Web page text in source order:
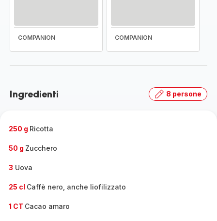
COMPANION COMPANION
Ingredienti 8 persone
250 g Ricotta
50 g Zucchero
3 Uova
25 cl Caffè nero, anche liofilizzato
1 CT Cacao amaro